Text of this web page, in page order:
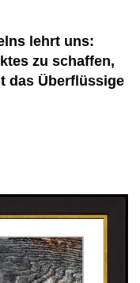
lehrt uns:
zu schaffen,
das Überflüssige